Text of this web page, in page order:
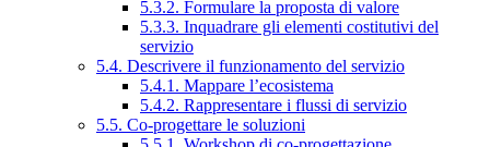
5.3.2. Formulare la proposta di valore
5.3.3. Inquadrare gli elementi costitutivi del
servizio
5.4. Descrivere il funzionamento del servizio
5.4.1. Mappare l’ecosistema
5.4.2. Rappresentare i flussi di servizio
5.5. Co-progettare le soluzioni